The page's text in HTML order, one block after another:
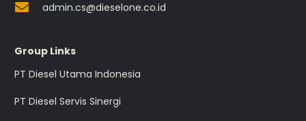
admin.cs@dieselone.co.id
Group Links
PT Diesel Utama Indonesia
PT Diesel Servis Sinergi